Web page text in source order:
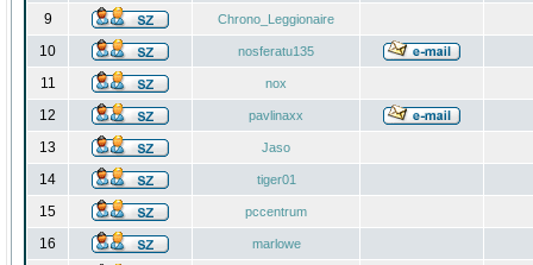
9 Chrono_Leggionaire
10 nosferatu135
11 nox
12 pavlinaxx
13 Jaso
14 tiger01
15 pccentrum
16 marlowe